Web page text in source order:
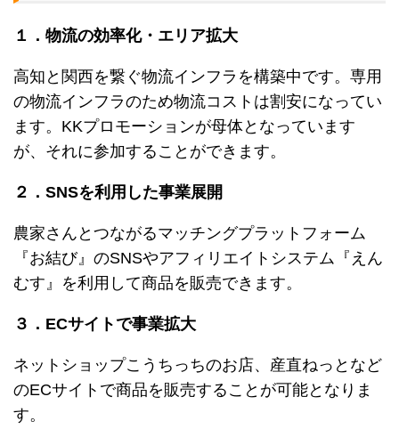
１．物流の効率化・エリア拡大
高知と関西を繋ぐ物流インフラを構築中です。専用
の物流インフラのため物流コストは割安になってい
ます。KKプロモーションが母体となっています
が、それに参加することができます。
２．SNSを利用した事業展開
農家さんとつながるマッチングプラットフォーム
『お結び』のSNSやアフィリエイトシステム『えん
むす』を利用して商品を販売できます。
３．ECサイトで事業拡大
ネットショップこうちっちのお店、産直ねっとなど
のECサイトで商品を販売することが可能となりま
す。